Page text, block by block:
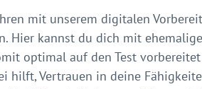
mit unserem digitalen
Hier kannst du dich mit
optimal auf den Test
Vertrauen in deine